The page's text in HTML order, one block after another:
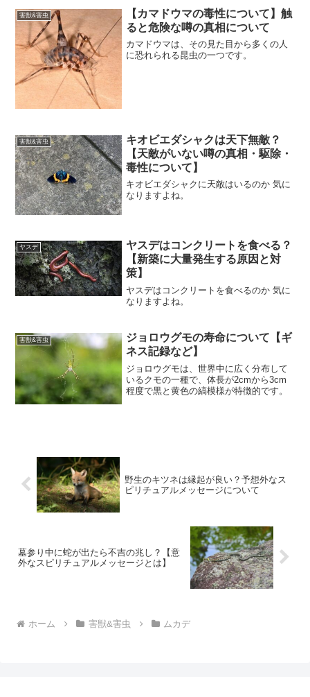
害獣&害虫
【カマドウマの毒性について】触
ると危険な噂の真相について
カマドウマは、その見た目から多くの人
に恐れられる昆虫の一つです。
害獣&害虫
キオビエダシャクは天下無敵？
【天敵がいない噂の真相・駆除・
毒性について】
キオビエダシャクに天敵はいるのか 気に
なりますよね。
ヤスデ
ヤスデはコンクリートを食べる？
【新築に大量発生する原因と対
策】
ヤスデはコンクリートを食べるのか 気に
なりますよね。
害獣&害虫
ジョロウグモの寿命について【ギ
ネス記録など】
ジョロウグモは、世界中に広く分布して
いるクモの一種で、体長が2cmから3cm
程度で黒と黄色の縞模様が特徴的です。
野生のキツネは縁起が良い？予想外なス
ピリチュアルメッセージについて
墓参り中に蛇が出たら不吉の兆し？【意
外なスピリチュアルメッセージとは】
ホーム 害獣&害虫 ムカデ